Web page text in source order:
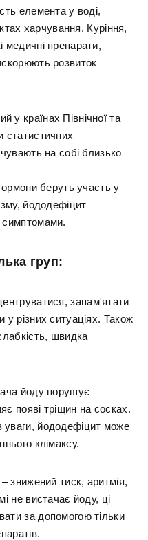
елемента у воді,
харчування. Куріння,
медичні препарати,
розвиток
країнах Північної та
статистичних
на собі близько
беруть участь у
йододефіцит
симптомами.
груп:
запам'ятати
різних ситуаціях. Також
швидка
йоду порушує
появі тріщин на сосках.
йододефіцит може
клімаксу.
знижений тиск, аритмія,
не вистачає йоду, ці
за допомогою тільки